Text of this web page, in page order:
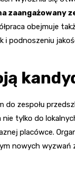
zaangażowany
obejmuje
podnoszeniu
do zespołu
tylko do
placówce.
nowych wyzwań